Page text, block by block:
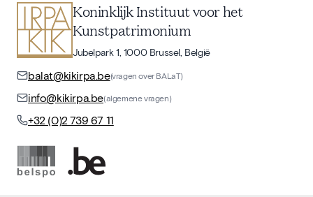
Koninklijk Instituut voor het
Kunstpatrimonium
Jubelpark 1, 1000 Brussel, België
balat@kikirpa.be(vragen over BALaT)
info@kikirpa.be(algemene vragen)
+32 (0)2 739 67 11